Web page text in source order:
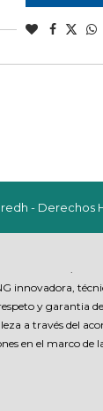
- Derechos
innovadora,
y garantia
a través del
en el marco de